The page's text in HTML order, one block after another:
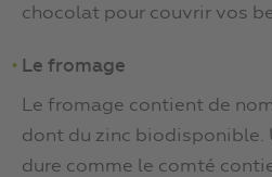
chocolat pour couvrir vos
Le fromage
Le fromage contient de
dont du zinc biodisponible.
dure comme le comté